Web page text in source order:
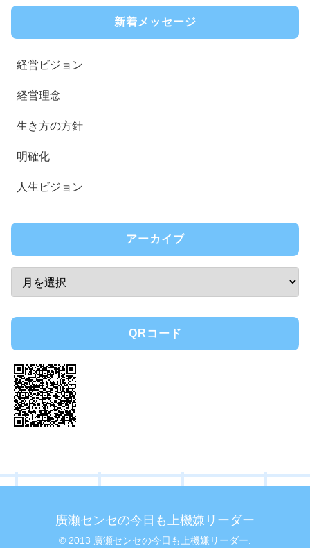
新着メッセージ
経営ビジョン
経営理念
生き方の方針
明確化
人生ビジョン
アーカイブ
QRコード
廣瀬センセの今日も上機嫌リーダー
© 2013 廣瀬センセの今日も上機嫌リーダー.